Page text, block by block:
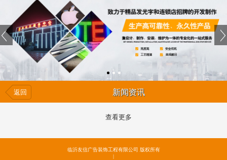
返回 新闻资讯
查看更多
临沂友信广告装饰工程有限公司 版权所有
|